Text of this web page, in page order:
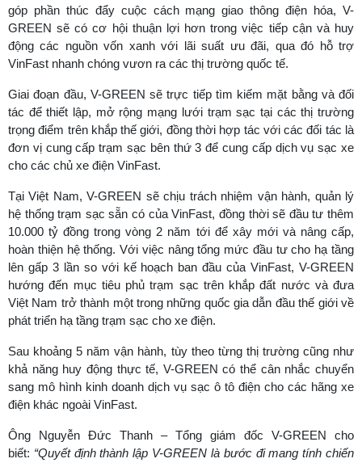
góp phần thúc đẩy cuộc cách mạng giao thông điện hóa, V-
GREEN sẽ có cơ hội thuận lợi hơn trong việc tiếp cận và huy
động các nguồn vốn xanh với lãi suất ưu đãi, qua đó hỗ trợ
VinFast nhanh chóng vươn ra các thị trường quốc tế.
Giai đoạn đầu, V-GREEN sẽ trực tiếp tìm kiếm mặt bằng và đối
tác để thiết lập, mở rộng mạng lưới trạm sạc tại các thị trường
trọng điểm trên khắp thế giới, đồng thời hợp tác với các đối tác là
đơn vị cung cấp trạm sạc bên thứ 3 để cung cấp dịch vụ sạc xe
cho các chủ xe điện VinFast.
Tại Việt Nam, V-GREEN sẽ chịu trách nhiệm vận hành, quản lý
hệ thống trạm sạc sẵn có của VinFast, đồng thời sẽ đầu tư thêm
10.000 tỷ đồng trong vòng 2 năm tới để xây mới và nâng cấp,
hoàn thiện hệ thống. Với việc nâng tổng mức đầu tư cho hạ tầng
lên gấp 3 lần so với kế hoạch ban đầu của VinFast, V-GREEN
hướng đến mục tiêu phủ trạm sạc trên khắp đất nước và đưa
Việt Nam trở thành một trong những quốc gia dẫn đầu thế giới về
phát triển hạ tầng trạm sạc cho xe điện.
Sau khoảng 5 năm vận hành, tùy theo từng thị trường cũng như
khả năng huy động thực tế, V-GREEN có thể cân nhắc chuyển
sang mô hình kinh doanh dịch vụ sạc ô tô điện cho các hãng xe
điện khác ngoài VinFast.
Ông Nguyễn Đức Thanh – Tổng giám đốc V-GREEN cho
biết: “Quyết định thành lập V-GREEN là bước đi mang tính chiến